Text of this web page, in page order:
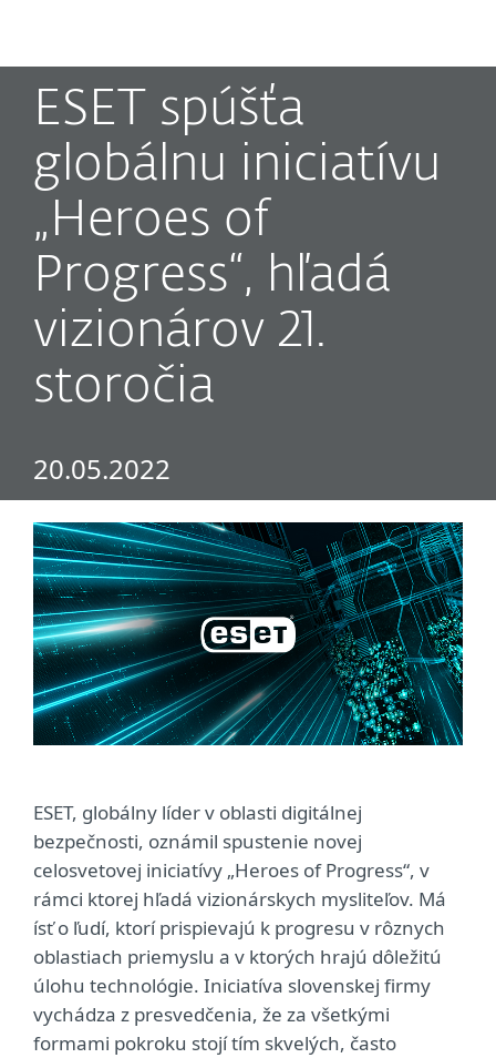
ESET spúšťa
globálnu iniciatívu
„Heroes of
Progress“, hľadá
vizionárov 21.
storočia
20.05.2022
ESET, globálny líder v oblasti digitálnej
bezpečnosti, oznámil spustenie novej
celosvetovej iniciatívy „Heroes of Progress“, v
rámci ktorej hľadá vizionárskych mysliteľov. Má
ísť o ľudí, ktorí prispievajú k progresu v rôznych
oblastiach priemyslu a v ktorých hrajú dôležitú
úlohu technológie. Iniciatíva slovenskej firmy
vychádza z presvedčenia, že za všetkými
formami pokroku stojí tím skvelých, často